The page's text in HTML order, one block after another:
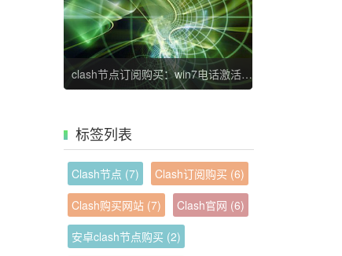
clash节点订阅购买：win7电话激活教程 windows7怎么用电话激活
标签列表
Clash节点 (7) Clash订阅购买 (6)
Clash购买网站(7) Clash官网 (6)
安卓clash节点购买 (2)